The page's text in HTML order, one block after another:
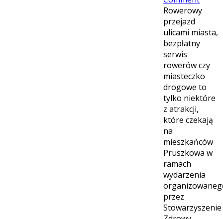
Rowerowy
przejazd
ulicami miasta,
bezpłatny
serwis
rowerów czy
miasteczko
drogowe to
tylko niektóre
z atrakcji,
które czekają
na
mieszkańców
Pruszkowa w
ramach
wydarzenia
przez
Stowarzyszenie